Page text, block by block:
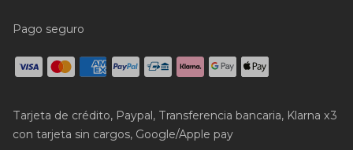
Pago seguro
Tarjeta de crédito, Paypal, Transferencia bancaria, Klarna x3
con tarjeta sin cargos, Google/Apple pay